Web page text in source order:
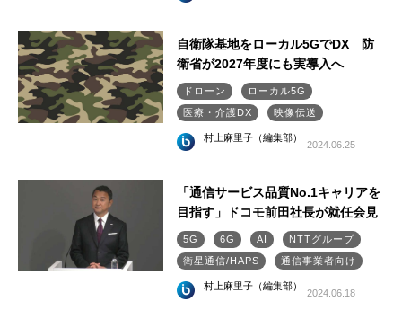
自衛隊基地をローカル5GでDX 防
衛省が2027年度にも実導入へ
ドローン
ローカル5G
医療・介護DX
映像伝送
村上麻里子（編集部）
2024.06.25
「通信サービス品質No.1キャリアを
目指す」ドコモ前田社長が就任会見
5G 6G AI
NTTグループ
衛星通信/HAPS
通信事業者向け
村上麻里子（編集部）
2024.06.18